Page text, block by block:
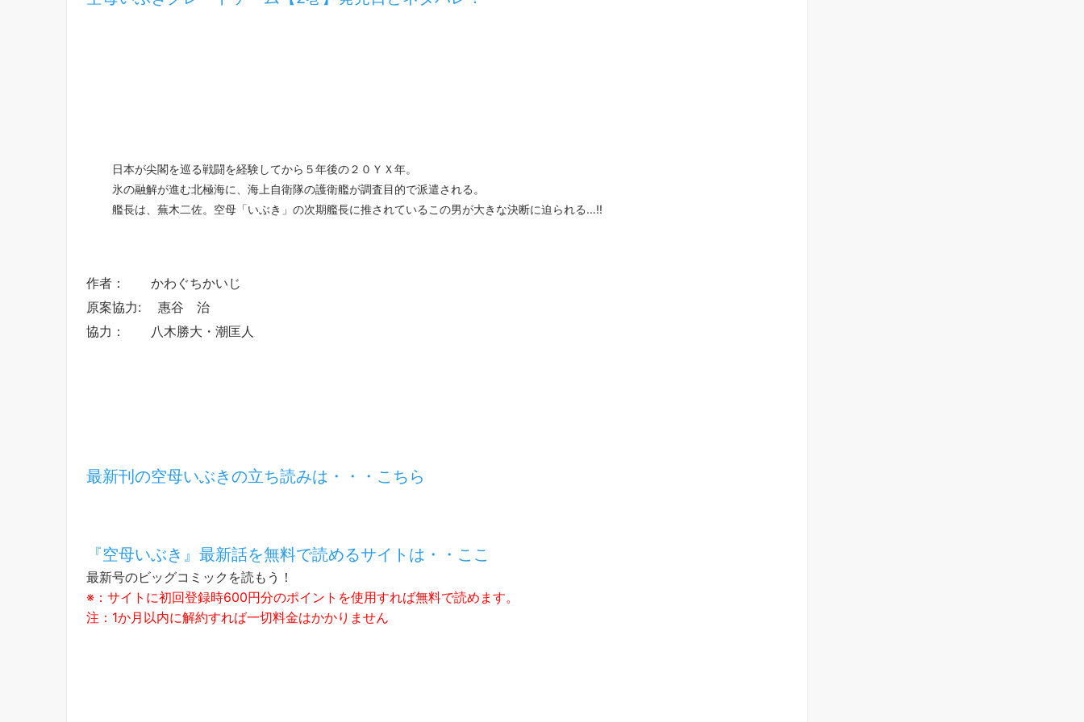
日本が尖閣を巡る戦闘を経験してから５年後の２０ＹＸ年。
氷の融解が進む北極海に、海上自衛隊の護衛艦が調査目的で派遣される。
艦長は、蕪木二佐。空母「いぶき」の次期艦長に推されているこの男が大きな決断に迫られる…‼
作者： かわぐちかいじ
原案協力: 惠谷 治
協力： 八木勝大・潮匡人
最新刊の空母いぶきの立ち読みは・・・こちら
『空母いぶき』最新話を無料で読めるサイトは・・ここ
最新号のビッグコミックを読もう！
※：サイトに初回登録時600円分のポイントを使用すれば無料で読めます。
注：1か月以内に解約すれば一切料金はかかりません